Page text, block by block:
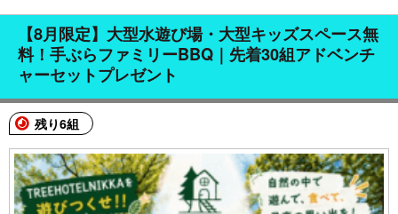
【8月限定】大型水遊び場・大型キッズスペース無
料！手ぶらファミリーBBQ｜先着30組アドベンチ
ャーセットプレゼント
残り6組